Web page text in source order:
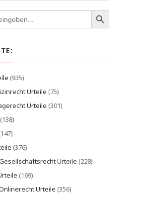
(935)
Urteile (75)
Urteile (301)
(138)
(376)
Urteile (228)
(169)
Urteile (356)